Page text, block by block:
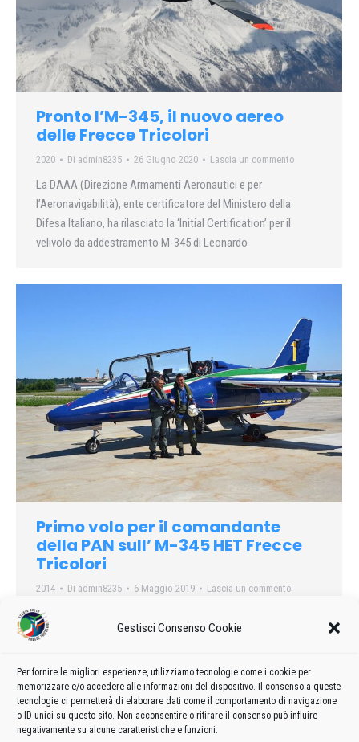
Gestisci Consenso Cookie
Per fornire le migliori esperienze, utilizziamo tecnologie come i cookie per
memorizzare e/o accedere alle informazioni del dispositivo. Il consenso a queste
tecnologie ci permetterà di elaborare dati come il comportamento di navigazione
o ID unici su questo sito. Non acconsentire o ritirare il consenso può influire
negativamente su alcune caratteristiche e funzioni.
Pronto l’M-345, il nuovo aereo
delle Frecce Tricolori
2020 Di admin8235 26 Giugno 2020 Lascia un commento
La DAAA (Direzione Armamenti Aeronautici e per
l’Aeronavigabilità), ente certificatore del Ministero della
Difesa Italiano, ha rilasciato la ‘Initial Certification’ per il
velivolo da addestramento M-345 di Leonardo
Primo volo per il comandante
della PAN sull’ M-345 HET Frecce
Tricolori
2014 Di admin8235 6 Maggio 2019 Lascia un commento
Il 3 luglio scorso, presso il sito produttivo di Alenia Aermacchi
a Venegono Superiore (Varese), il Comandante della PAN,
dimostratore avionico M-345 HET (High Efficiency Trainer) di
Alenia Aermacchi con la livrea della Pattuglia Acrobatica
Italiana, le famose Frecce Tricolori…